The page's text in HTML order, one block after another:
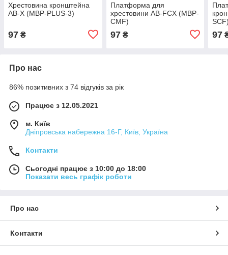
Хрестовина кронштейна
AB-X (MBP-PLUS-3)
97 ₴
Платформа для
хрестовини AB-FCX (MBP-
CMF)
97₴ 97
Про нас
86% позитивних з 74 відгуків за рік
Працює з 12.05.2021
м. Київ
Дніпровська набережна 16-Г, Київ, Україна
Контакти
Сьогодні працює з 10:00 до 18:00
Показати весь графік роботи
Про нас
Контакти